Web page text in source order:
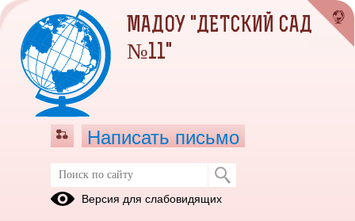
МАДОУ "ДЕТСКИЙ САД
№11"
Написать письмо
Версия для слабовидящих